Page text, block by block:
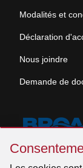
Consentement
aux
Modalités et
Déclaration
Nous joindre
Demande de